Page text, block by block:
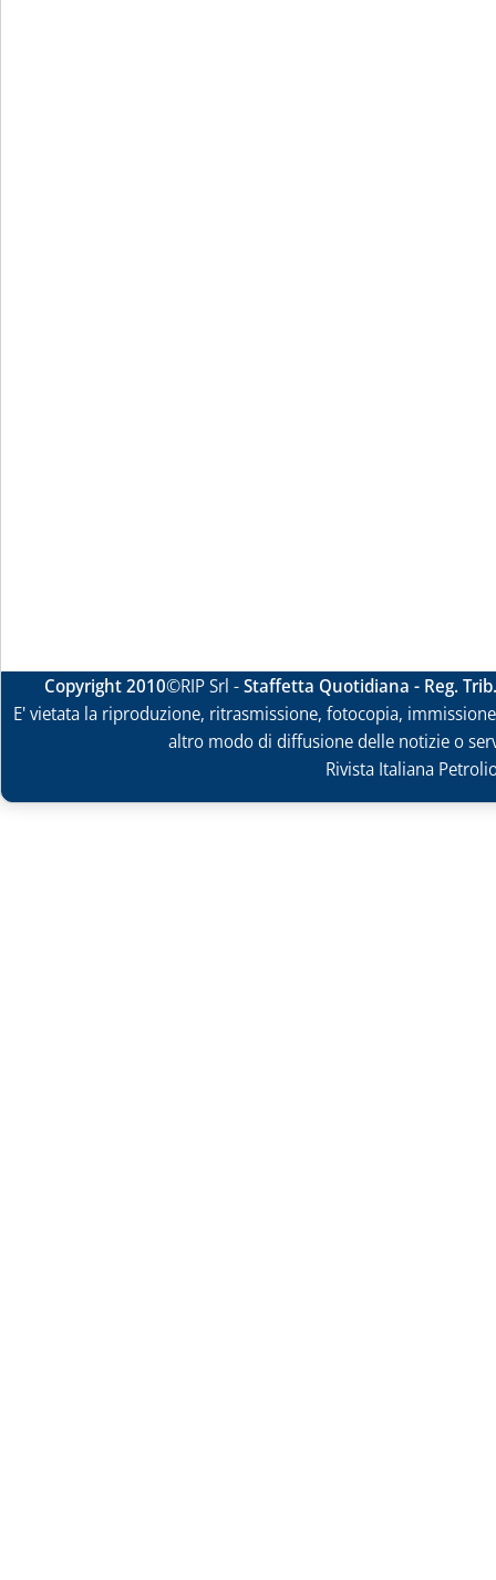
Copyright 2010©RIP Srl -Staffetta Quotidiana - Reg.
E' vietata la riproduzione, ritrasmissione, fotocopia,
altro modo di diffusione delle notizie o
Rivista Italiana